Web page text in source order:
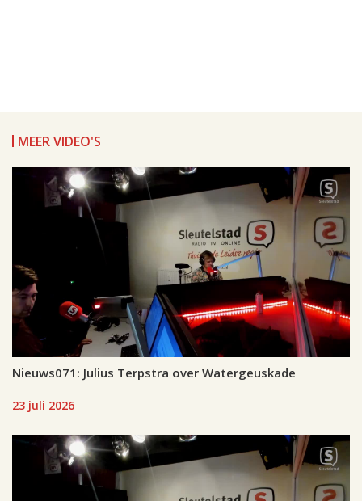
MEER VIDEO'S
Nieuws071: Julius Terpstra over Watergeuskade
23 juli 2026